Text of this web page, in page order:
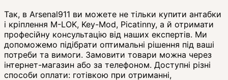
Так, в Arsenal911 ви можете не тільки купити антабки
і кріплення M-LOK, Key-Mod, Picatinny, а й отримати
професійну консультацію від наших експертів. Ми
допоможемо підібрати оптимальні рішення під ваші
потреби та вимоги. Замовити товари можна через
інтернет-магазин або за телефоном. Доступні різні
способи оплати: готівкою при отриманні,